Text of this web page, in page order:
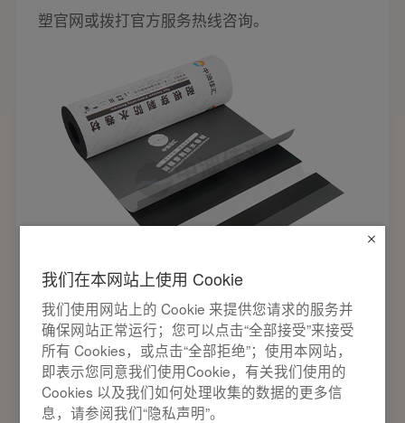
塑官网或拨打官方服务热线咨询。
上一篇 返回列表
我们在本网站上使用 Cookie
我们使用网站上的 Cookie 来提供您请求的服务并
确保网站正常运行；您可以点击“全部接受”来接受
所有 Cookies，或点击“全部拒绝”；使用本网站，
即表示您同意我们使用Cookie，有关我们使用的
Cookies 以及我们如何处理收集的数据的更多信
息，请参阅我们“隐私声明”。